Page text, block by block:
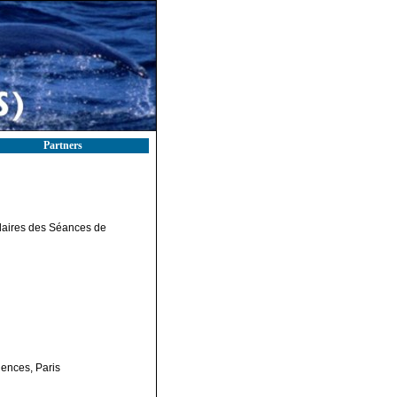
Partners
des Séances de
Paris